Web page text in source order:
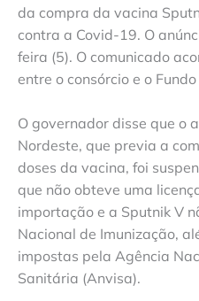
da compra da vacina
contra a Covid-19. O
feira (5). O comunicado
entre o consórcio e o
O governador disse que o
Nordeste, que previa a
doses da vacina, foi
que não obteve uma
importação e a Sputnik V
Nacional de Imunização,
impostas pela Agência
Sanitária (Anvisa).